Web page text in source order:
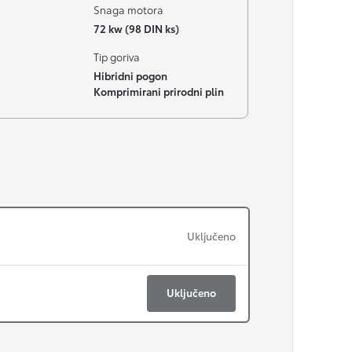
Snaga motora
72 kw (98 DIN ks)
Tip goriva
Hibridni pogon
Komprimirani prirodni plin
Uključeno
Uključeno